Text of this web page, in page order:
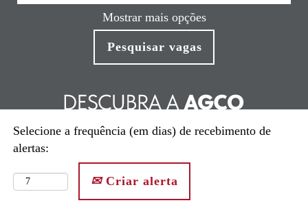
Mostrar mais opções
Selecione a frequência (em dias) de recebimento de
alertas:
Criar alerta